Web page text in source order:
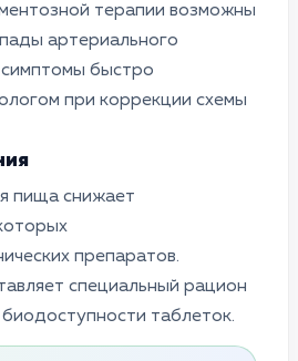
терапии возможны
артериального
быстро
при коррекции схемы
пища снижает
препаратов.
специальный рацион
таблеток.